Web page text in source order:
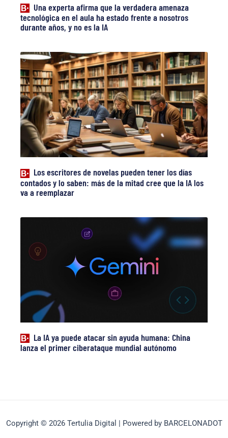
Una experta afirma que la verdadera amenaza
tecnológica en el aula ha estado frente a nosotros
durante años, y no es la IA
Los escritores de novelas pueden tener los días
contados y lo saben: más de la mitad cree que la IA los
va a reemplazar
La IA ya puede atacar sin ayuda humana: China
lanza el primer ciberataque mundial autónomo
Copyright © 2026 Tertulia Digital | Powered by BARCELONADOT